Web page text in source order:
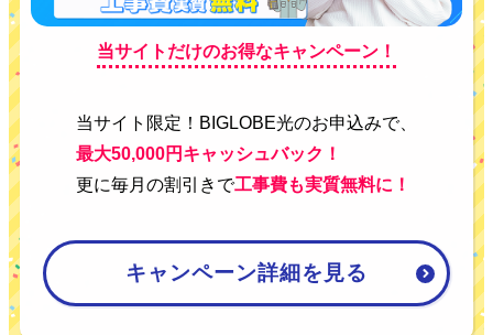
当サイトだけのお得なキャンペーン！
当サイト限定！BIGLOBE光のお申込みで、
最大50,000円キャッシュバック！
更に毎月の割引きで工事費も実質無料に！
キャンペーン詳細を見る